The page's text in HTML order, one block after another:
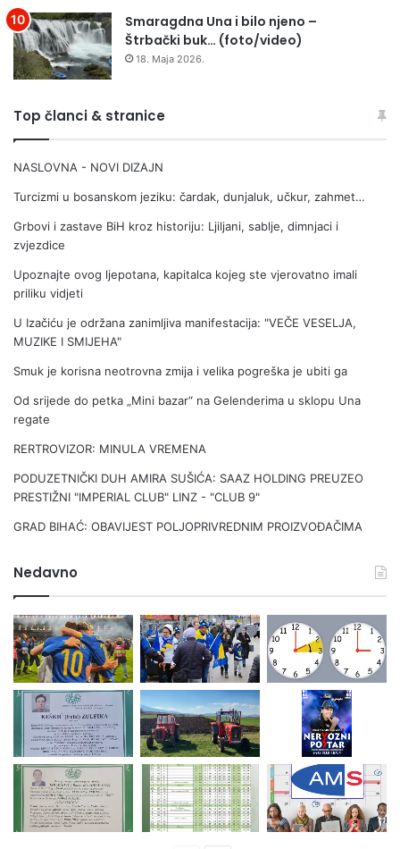
Smaragdna Una i bilo njeno –
Štrbački buk… (foto/video)
18. Maja 2026.
Top članci & stranice
NASLOVNA - NOVI DIZAJN
Turcizmi u bosanskom jeziku: čardak, dunjaluk, učkur, zahmet…
Grbovi i zastave BiH kroz historiju: Ljiljani, sablje, dimnjaci i
zvjezdice
Upoznajte ovog ljepotana, kapitalca kojeg ste vjerovatno imali
priliku vidjeti
U Izačiću je održana zanimljiva manifestacija: "VEČE VESELJA,
MUZIKE I SMIJEHA"
Smuk je korisna neotrovna zmija i velika pogreška je ubiti ga
Od srijede do petka „Mini bazar“ na Gelenderima u sklopu Una
regate
RERTROVIZOR: MINULA VREMENA
PODUZETNIČKI DUH AMIRA SUŠIĆA: SAAZ HOLDING PREUZEO
PRESTIŽNI "IMPERIAL CLUB" LINZ - "CLUB 9"
GRAD BIHAĆ: OBAVIJEST POLJOPRIVREDNIM PROIZVOĐAČIMA
Nedavno